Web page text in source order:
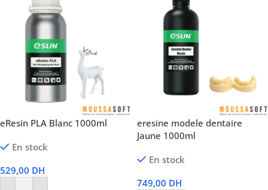
eResin PLA Blanc 1000ml
En stock
529,00 DH
eresine modele dentaire
Jaune 1000ml
En stock
749,00 DH